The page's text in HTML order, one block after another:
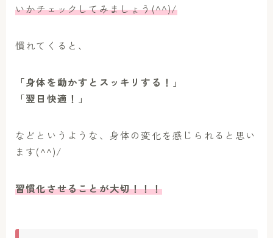
いかチェックしてみましょう(^^)/
慣れてくると、
「身体を動かすとスッキリする！」
「翌日快適！」
などというような、身体の変化を感じられると思い
ます(^^)/
習慣化させることが大切！！！